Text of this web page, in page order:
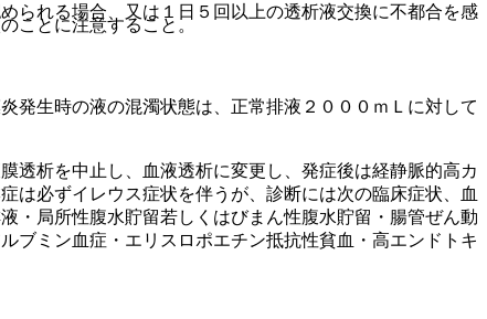
ことに注意すること。
生時の液の混濁状態は、正常排液２０００ｍＬに対して
析を中止し、血液透析に変更し、発症後は経静脈的高カ
は必ずイレウス症状を伴うが、診断には次の臨床症状、血
・局所性腹水貯留若しくはびまん性腹水貯留・腸管ぜん動
ブミン血症・エリスロポエチン抵抗性貧血・高エンドトキ
られる場合、又は１日５回以上の透析液交換に不都合を感